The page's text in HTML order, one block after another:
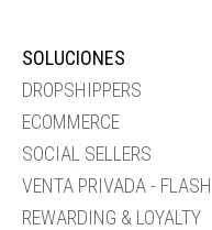
SOLUCIONES
DROPSHIPPERS
ECOMMERCE
SOCIAL SELLERS
VENTA PRIVADA - FLASH
REWARDING & LOYALTY